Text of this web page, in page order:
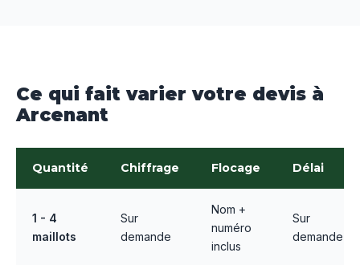
Ce qui fait varier votre devis à
Arcenant
Quantité Chiffrage Flocage Délai
1 - 4
maillots
Sur
demande
Nom +
numéro
inclus
Sur
demande